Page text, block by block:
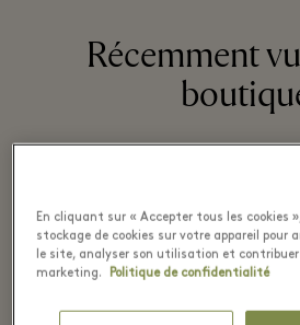
Récemment
En cliquant sur « Accepter tous les cookies
stockage de cookies sur votre appareil pour
le site, analyser son utilisation et
marketing.
Politique de confidentialité